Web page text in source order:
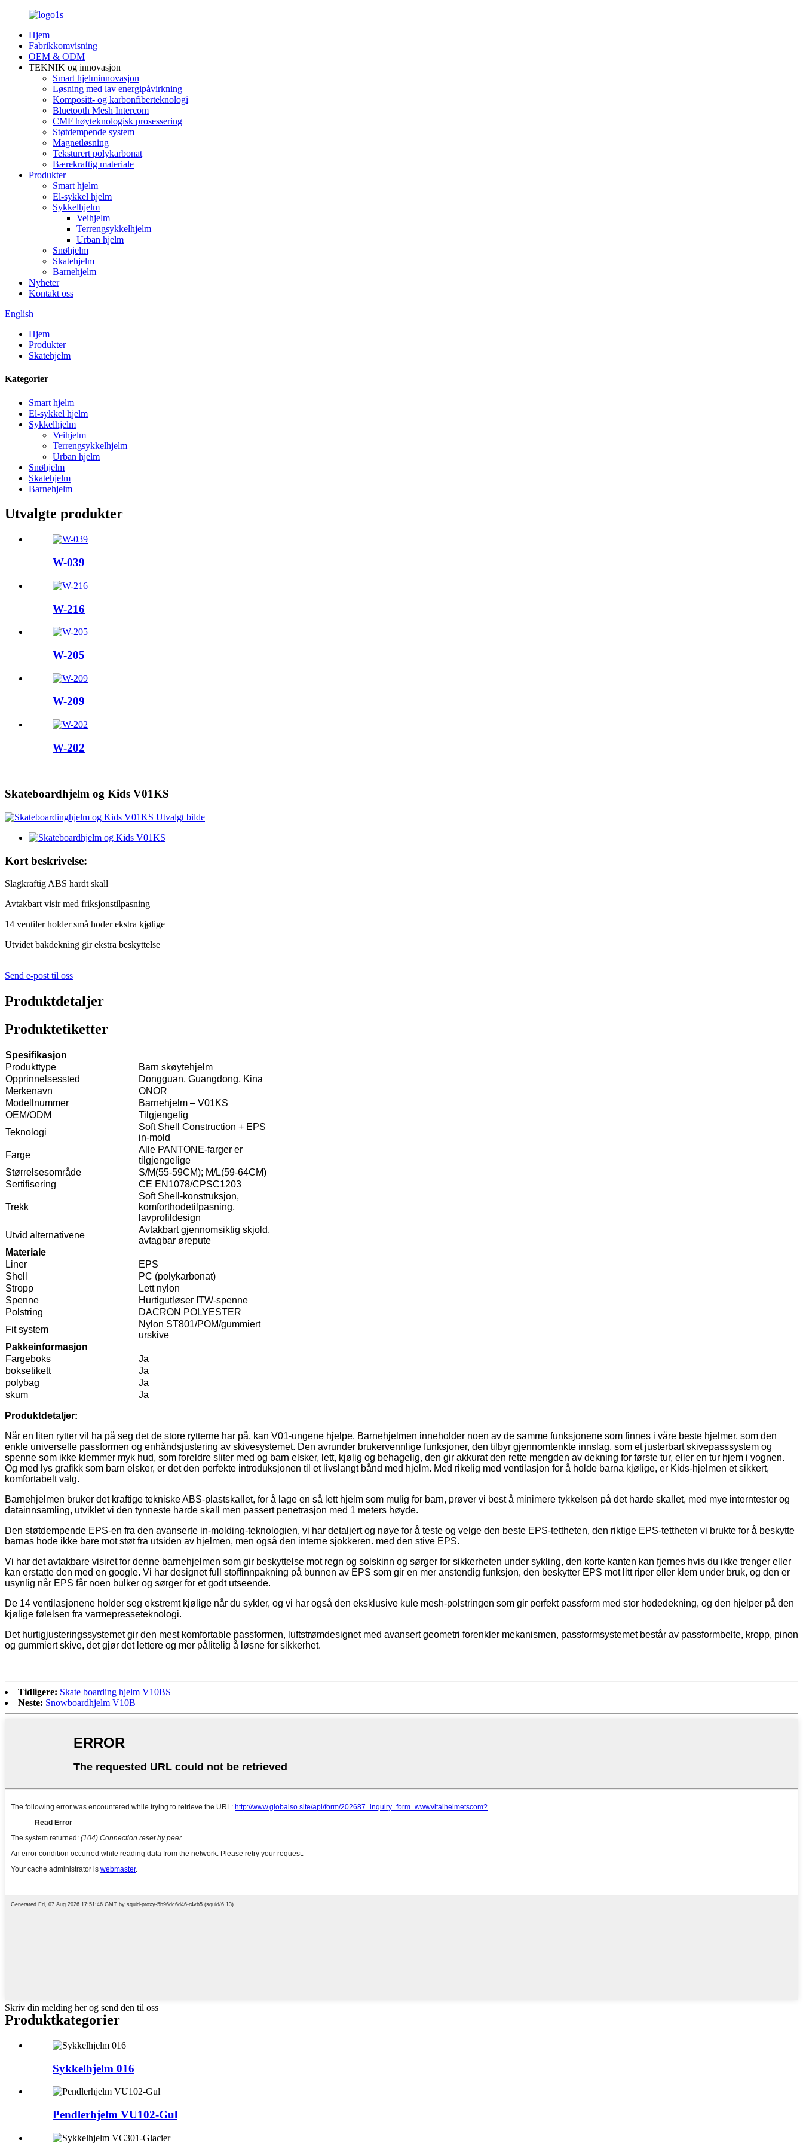
Hjem
Fabrikkomvisning
OEM & ODM
TEKNIK og innovasjon
Smart hjelminnovasjon
Løsning med lav energipåvirkning
Kompositt- og karbonfiberteknologi
Bluetooth Mesh Intercom
CMF høyteknologisk prosessering
Støtdempende system
Magnetløsning
Teksturert polykarbonat
Bærekraftig materiale
Produkter
Smart hjelm
El-sykkel hjelm
Sykkelhjelm
Veihjelm
Terrengsykkelhjelm
Urban hjelm
Snøhjelm
Skatehjelm
Barnehjelm
Nyheter
Kontakt oss
English
Hjem
Produkter
Skatehjelm
Kategorier
Smart hjelm
El-sykkel hjelm
Sykkelhjelm
Veihjelm
Terrengsykkelhjelm
Urban hjelm
Snøhjelm
Skatehjelm
Barnehjelm
Utvalgte produkter
W-039
W-216
W-205
W-209
W-202
Skateboardhjelm og Kids V01KS
Kort beskrivelse:
Slagkraftig ABS hardt skall
Avtakbart visir med friksjonstilpasning
14 ventiler holder små hoder ekstra kjølige
Utvidet bakdekning gir ekstra beskyttelse
Send e-post til oss
Produktdetaljer
Produktetiketter
Spesifikasjon
Produkttype
Barn skøytehjelm
Opprinnelsessted
Dongguan, Guangdong, Kina
Merkenavn
ONOR
Modellnummer
Barnehjelm – V01KS
OEM/ODM
Tilgjengelig
Teknologi
Soft Shell Construction + EPS
in-mold
Farge
Alle PANTONE-farger er
tilgjengelige
Størrelsesområde
S/M(55-59CM); M/L(59-64CM)
Sertifisering
CE EN1078/CPSC1203
Trekk
Soft Shell-konstruksjon,
komforthodetilpasning,
lavprofildesign
Utvid alternativene
Avtakbart gjennomsiktig skjold,
avtagbar ørepute
Materiale
Liner
EPS
Shell
PC (polykarbonat)
Stropp
Lett nylon
Spenne
Hurtigutløser ITW-spenne
Polstring
DACRON POLYESTER
Fit system
Nylon ST801/POM/gummiert
urskive
Pakkeinformasjon
Fargeboks
Ja
boksetikett
Ja
polybag
Ja
skum
Ja
Produktdetaljer:
Når en liten rytter vil ha på seg det de store rytterne har på, kan V01-ungene hjelpe. Barnehjelmen inneholder noen av de samme funksjonene som finnes i våre beste hjelmer, som den
enkle universelle passformen og enhåndsjustering av skivesystemet. Den avrunder brukervennlige funksjoner, den tilbyr gjennomtenkte innslag, som et justerbart skivepasssystem og
spenne som ikke klemmer myk hud, som foreldre sliter med og barn elsker, lett, kjølig og behagelig, den gir akkurat den rette mengden av dekning for første tur, eller en tur hjem i vognen.
Og med lys grafikk som barn elsker, er det den perfekte introduksjonen til et livslangt bånd med hjelm. Med rikelig med ventilasjon for å holde barna kjølige, er Kids-hjelmen et sikkert,
komfortabelt valg.
Barnehjelmen bruker det kraftige tekniske ABS-plastskallet, for å lage en så lett hjelm som mulig for barn, prøver vi best å minimere tykkelsen på det harde skallet, med mye interntester og
datainnsamling, utviklet vi den tynneste harde skall men passert penetrasjon med 1 meters høyde.
Den støtdempende EPS-en fra den avanserte in-molding-teknologien, vi har detaljert og nøye for å teste og velge den beste EPS-tettheten, den riktige EPS-tettheten vi brukte for å beskytte
barnas hode ikke bare mot støt fra utsiden av hjelmen, men også den interne sjokkeren. med den stive EPS.
Vi har det avtakbare visiret for denne barnehjelmen som gir beskyttelse mot regn og solskinn og sørger for sikkerheten under sykling, den korte kanten kan fjernes hvis du ikke trenger eller
kan erstatte den med en google. Vi har designet full stoffinnpakning på bunnen av EPS som gir en mer anstendig funksjon, den beskytter EPS mot litt riper eller klem under bruk, og den er
usynlig når EPS får noen bulker og sørger for et godt utseende.
De 14 ventilasjonene holder seg ekstremt kjølige når du sykler, og vi har også den eksklusive kule mesh-polstringen som gir perfekt passform med stor hodedekning, og den hjelper på den
kjølige følelsen fra varmepresseteknologi.
Det hurtigjusteringssystemet gir den mest komfortable passformen, luftstrømdesignet med avansert geometri forenkler mekanismen, passformsystemet består av passformbelte, kropp, pinon
og gummiert skive, det gjør det lettere og mer pålitelig å løsne for sikkerhet.
Tidligere: Skate boarding hjelm V10BS
Neste: Snowboardhjelm V10B
Skriv din melding her og send den til oss
Produktkategorier
Sykkelhjelm 016
Pendlerhjelm VU102-Gul